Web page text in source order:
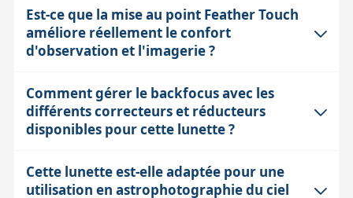
La TSA-120FT reste assez légère et compacte avec un
tube de 125 mm de diamètre environ, mais son
focuser Feather Touch 3" est robuste et peut accueillir
Pour une monture équatoriale légère, il faut bien
vérifier la capacité de charge réelle recommandée, en
surcharge peut induire des vibrations et dégrader la
stabilité, surtout en astrophoto.
Est-ce que la mise au point Feather Touch
améliore réellement le confort
d'observation et l'imagerie ?
Oui, la mise au point Feather Touch 3.0" à crémaillère
est très précise et douce, avec un microfocuser 1/10
qui permet un réglage fin indispensable en astrophoto
focuser standard, elle offre une meilleure stabilité
Comment gérer le backfocus avec les
différents correcteurs et réducteurs
disponibles pour cette lunette ?
La TSA-120FT possède un backfocus natif de 227,5
Cette lunette est-elle adaptée pour une
utilisation en astrophotographie du ciel